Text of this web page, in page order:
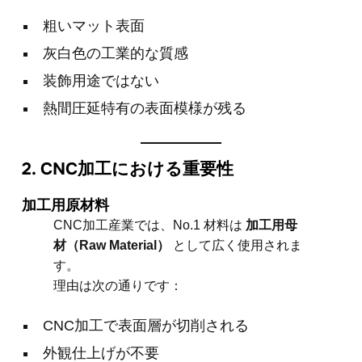
粗いマット表面
灰白色の工業的な質感
装飾用途ではない
熱間圧延特有の表面模様が残る
2. CNC加工における重要性
加工用原材料
CNC加工産業では、No.1 材料は 加工用母
材（Raw Material）
として広く使用されま
す。
理由は次の通りです：
CNC加工で表面層が切削される
外観仕上げが不要